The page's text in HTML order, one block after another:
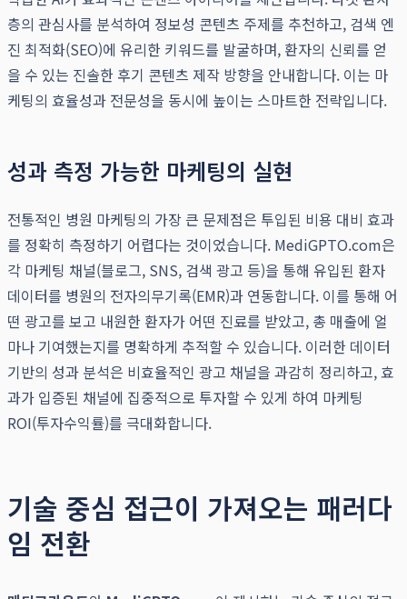
층의 관심사를 분석하여 정보성 콘텐츠 주제를 추천하고, 검색 엔
진 최적화(SEO)에 유리한 키워드를 발굴하며, 환자의 신뢰를 얻
을 수 있는 진솔한 후기 콘텐츠 제작 방향을 안내합니다. 이는 마
케팅의 효율성과 전문성을 동시에 높이는 스마트한 전략입니다.
성과 측정 가능한 마케팅의 실현
전통적인 병원 마케팅의 가장 큰 문제점은 투입된 비용 대비 효과
를 정확히 측정하기 어렵다는 것이었습니다. MediGPTO.com은
각 마케팅 채널(블로그, SNS, 검색 광고 등)을 통해 유입된 환자
데이터를 병원의 전자의무기록(EMR)과 연동합니다. 이를 통해 어
떤 광고를 보고 내원한 환자가 어떤 진료를 받았고, 총 매출에 얼
마나 기여했는지를 명확하게 추적할 수 있습니다. 이러한 데이터
기반의 성과 분석은 비효율적인 광고 채널을 과감히 정리하고, 효
과가 입증된 채널에 집중적으로 투자할 수 있게 하여 마케팅
ROI(투자수익률)를 극대화합니다.
기술 중심 접근이 가져오는 패러다
임 전환